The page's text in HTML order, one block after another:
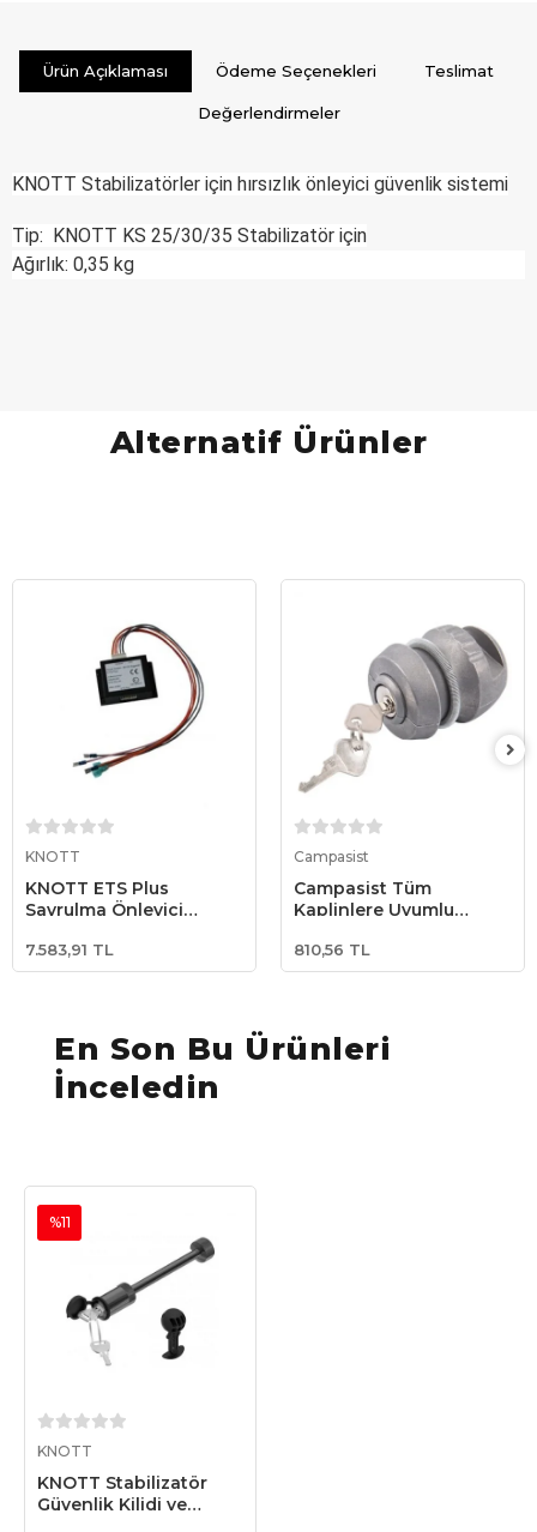
Ürün Açıklaması Ödeme Seçenekleri Teslimat
Değerlendirmeler
KNOTT Stabilizatörler için hırsızlık önleyici güvenlik sistemi
Tip: KNOTT KS 25/30/35 Stabilizatör için
Ağırlık: 0,35 kg
Alternatif Ürünler
KNOTT
KNOTT ETS Plus
Savrulma Önleyici
7.583,91 TL
Campasist
Campasist Tüm
Kaplinlere Uyumlu
Güvenlik Kilidi
810,56 TL
En Son Bu Ürünleri
İnceledin
KNOTT
KNOTT Stabilizatör
Güvenlik Kilidi ve
%11